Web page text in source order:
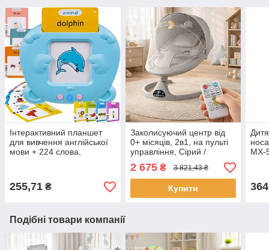
Інтерактивний планшет
для вивчення англійської
мови + 224 слова,
255,71 ₴
Заколисуючий центр від
0+ місяців, 2в1, на пульті
управління, Сірий /
Гойдалка для немовлят /
Дитячий шезлонг від
народження
2 675₴ 3 821,43 ₴
Купити
MX-
Подібні товари компанії